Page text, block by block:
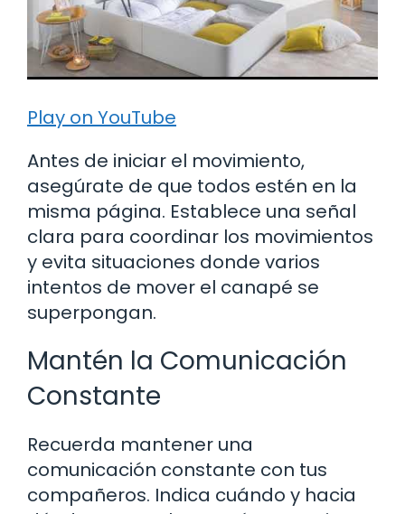
Play on YouTube
Antes de iniciar el movimiento,
asegúrate de que todos estén en la
misma página. Establece una señal
clara para coordinar los movimientos
y evita situaciones donde varios
intentos de mover el canapé se
superpongan.
Mantén la Comunicación
Constante
Recuerda mantener una
comunicación constante con tus
compañeros. Indica cuándo y hacia